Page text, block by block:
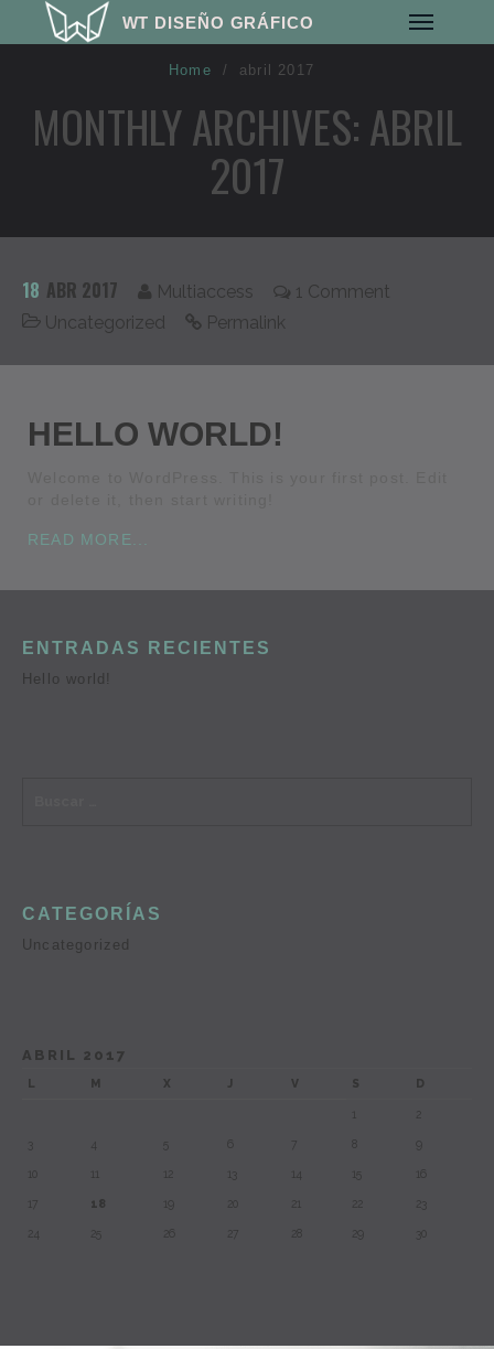
WT DISEÑO GRÁFICO
Vídeo
Home / abril 2017
MONTHLY ARCHIVES: ABRIL
2017
18 ABR 2017 Multiaccess
1 Comment
Uncategorized
Permalink
HELLO WORLD!
READ MORE...
ENTRADAS RECIENTES
Hello world!
CATEGORÍAS
Uncategorized
ABRIL 2017
L M X J V S D
3 4 5 6 7 8 9
13 14 15 16
17 18 19 23
24 25 26 27 28 29 30